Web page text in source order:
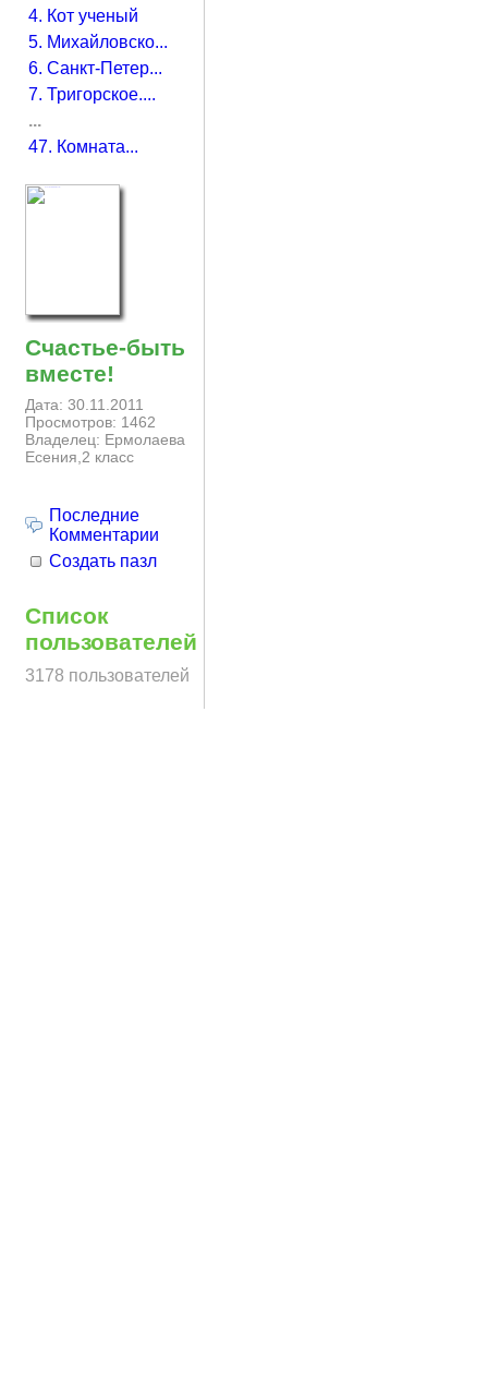
4. Кот ученый
5. Михайловско...
6. Санкт-Петер...
7. Тригорское....
...
47. Комната...
Счастье-быть
вместе!
Дата: 30.11.2011
Просмотров: 1462
Владелец: Ермолаева
Есения,2 класс
Последние
Комментарии
Создать пазл
Список
пользователей
3178 пользователей